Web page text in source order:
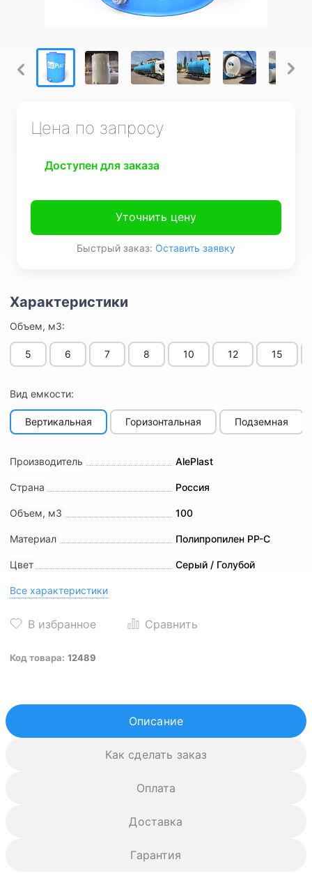
Объем, м3:
5 6 7 8 10 12 15
Вид емкости:
Вертикальная Горизонтальная Подземная
Производитель AlePlast
Страна Россия
Объем, м3 100
Материал Полипропилен PP-C
Цвет Серый / Голубой
Все характеристики
Код товара: 12489
Цена по запросу
Доступен для заказа
Уточнить цену
Быстрый заказ: Оставить заявку
Описание
Как сделать заказ
Оплата
Доставка
Гарантия